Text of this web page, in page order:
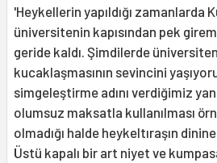
'Heykellerin yapıldığı zamanlarda
üniversitenin kapısından pek
geride kaldı. Şimdilerde
kucaklaşmasının sevincini
simgeleştirme adını verdiğimiz
olumsuz maksatla kullanılması
olmadığı halde heykeltıraşın
Üstü kapalı bir art niyet ve